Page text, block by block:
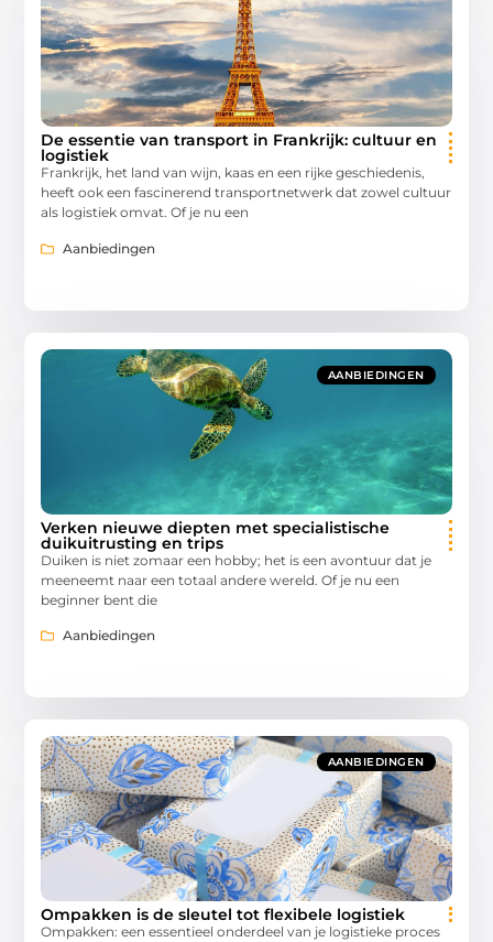
De essentie van transport in Frankrijk: cultuur en
logistiek
Frankrijk, het land van wijn, kaas en een rijke geschiedenis,
heeft ook een fascinerend transportnetwerk dat zowel cultuur
als logistiek omvat. Of je nu een
Aanbiedingen
AANBIEDINGEN
Verken nieuwe diepten met specialistische
duikuitrusting en trips
Duiken is niet zomaar een hobby; het is een avontuur dat je
meeneemt naar een totaal andere wereld. Of je nu een
beginner bent die
Aanbiedingen
AANBIEDINGEN
Ompakken is de sleutel tot flexibele logistiek
Ompakken: een essentieel onderdeel van je logistieke proces